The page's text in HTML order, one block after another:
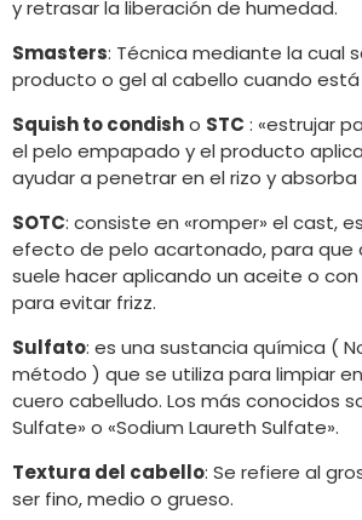
y retrasar la liberación de humedad.
Smasters: Técnica mediante la cual
producto o gel al cabello cuando está
Squish to condisho STC : «estrujar
el pelo empapado y el producto
ayudar a penetrar en el rizo y
SOTC: consiste en «romper» el cast,
efecto de pelo acartonado, para que
suele hacer aplicando un aceite o
para evitar frizz.
Sulfato: es una sustancia química (
método ) que se utiliza para limpiar
cuero cabelludo. Los más conocidos
Sulfate» o «Sodium Laureth Sulfate».
Textura del cabello: Se refiere al
ser fino, medio o grueso.